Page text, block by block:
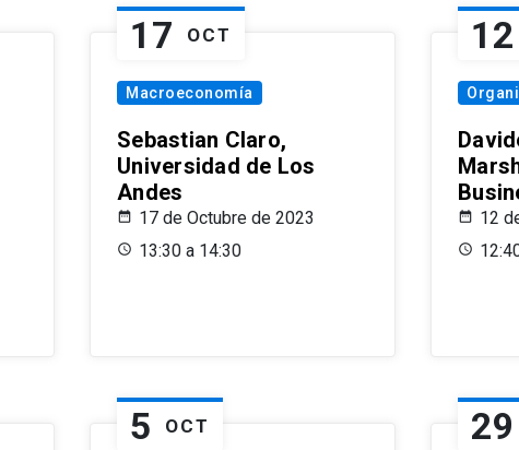
17 OCT
Macroeconomía
Sebastian Claro,
Universidad de Los
Andes
17 de Octubre de 2023
13:30 a 14:30
12
12
5 OCT 29